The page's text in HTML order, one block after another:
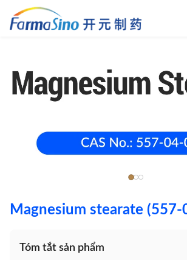
Magnesium stearate (557-
Tóm tắt sản phẩm